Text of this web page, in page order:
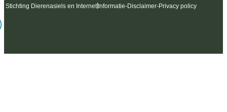
Stichting Dierenasiels en Internet Informatie-Disclaimer-Privacy policy